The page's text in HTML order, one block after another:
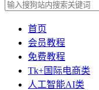
首页
会员教程
免费教程
Tk+国际电商类
人工智能AI类